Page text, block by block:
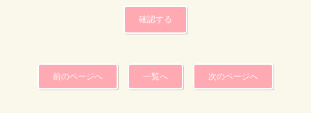
前のページへ 一覧へ 次のページへ